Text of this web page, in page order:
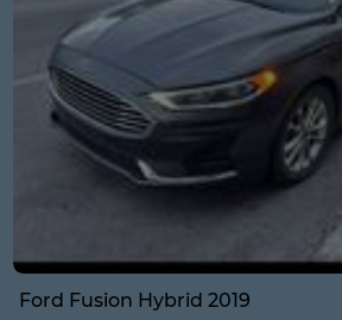
Ford Fusion Hybrid 2019